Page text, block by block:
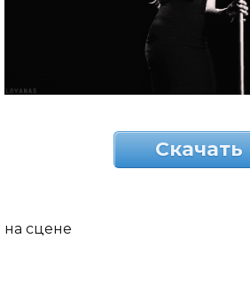
Скачать
на сцене